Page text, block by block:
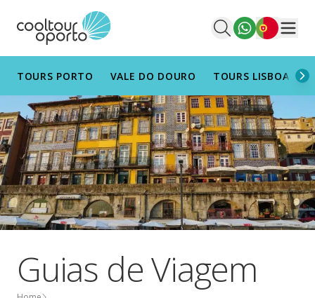
Português
TOURS PORTO VALE DO DOURO TOURS LISBOA
Guias de Viagem